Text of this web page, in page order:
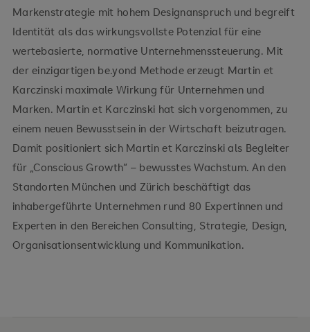
Markenstrategie mit hohem Designanspruch und begreift
Identität als das wirkungsvollste Potenzial für eine
wertebasierte, normative Unternehmenssteuerung. Mit
der einzigartigen be.yond Methode erzeugt Martin et
Karczinski maximale Wirkung für Unternehmen und
Marken. Martin et Karczinski hat sich vorgenommen, zu
einem neuen Bewusstsein in der Wirtschaft beizutragen.
Damit positioniert sich Martin et Karczinski als Begleiter
für „Conscious Growth“ – bewusstes Wachstum. An den
Standorten München und Zürich beschäftigt das
inhabergeführte Unternehmen rund 80 Expertinnen und
Experten in den Bereichen Consulting, Strategie, Design,
Organisationsentwicklung und Kommunikation.